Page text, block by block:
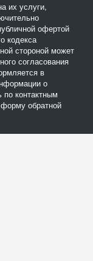
их услуги,
офертой
кодекса
стороной может
согласования
в
о
по контактным
обратной